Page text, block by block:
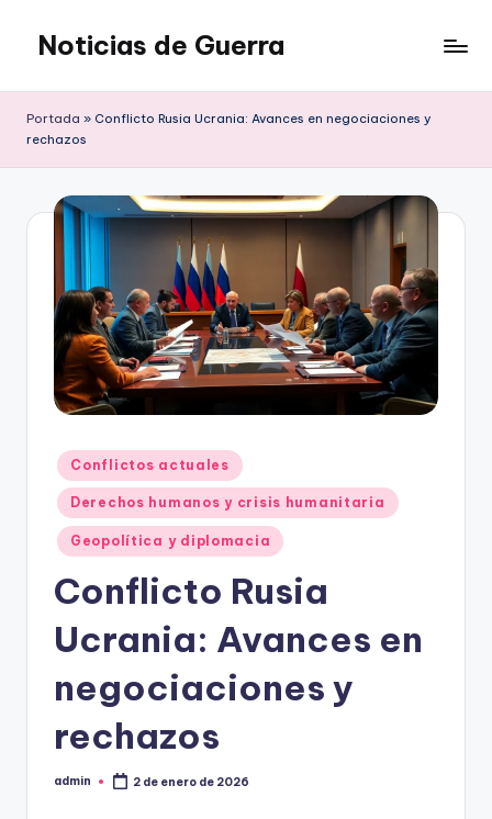
Saltar
contenido
Noticias de Guerra
Portada » Conflicto Rusia Ucrania: Avances en negociaciones y
rechazos
Publicado
en
Conflictos actuales
Derechos humanos y crisis humanitaria
Geopolítica y diplomacia
Conflicto Rusia
Ucrania: Avances en
negociaciones y
rechazos
Publicado
admin 2 de enero de 2026